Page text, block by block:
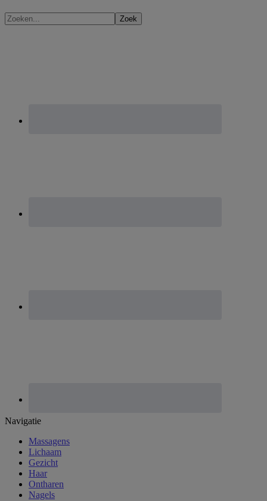
Zoeken...
Footer
Navigatie
Massagens
Lichaam
Gezicht
Haar
Ontharen
Nagels